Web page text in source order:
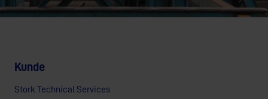
Kunde
Stork Technical Services